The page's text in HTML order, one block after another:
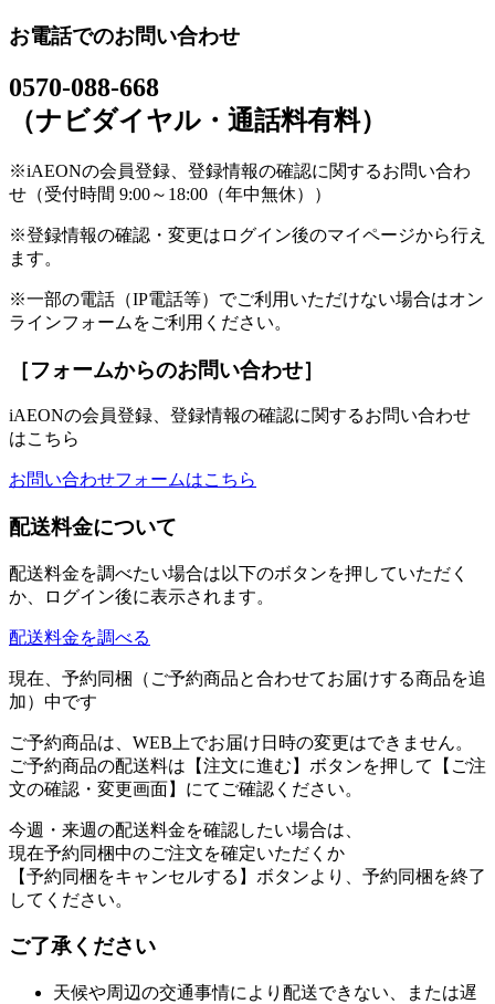
お電話でのお問い合わせ
0570-088-668
（ナビダイヤル・通話料有料）
※iAEONの会員登録、登録情報の確認に関するお問い合わ
せ（受付時間 9:00～18:00（年中無休））
※登録情報の確認・変更はログイン後のマイページから行え
ます。
※一部の電話（IP電話等）でご利用いただけない場合はオン
ラインフォームをご利用ください。
［フォームからのお問い合わせ］
iAEONの会員登録、登録情報の確認に関するお問い合わせ
はこちら
お問い合わせフォームはこちら
配送料金について
配送料金を調べたい場合は以下のボタンを押していただく
か、ログイン後に表示されます。
配送料金を調べる
現在、予約同梱（ご予約商品と合わせてお届けする商品を追
加）中です
ご予約商品は、WEB上でお届け日時の変更はできません。
ご予約商品の配送料は【注文に進む】ボタンを押して【ご注
文の確認・変更画面】にてご確認ください。
今週・来週の配送料金を確認したい場合は、
現在予約同梱中のご注文を確定いただくか
【予約同梱をキャンセルする】ボタンより、予約同梱を終了
してください。
ご了承ください
天候や周辺の交通事情により配送できない、または遅